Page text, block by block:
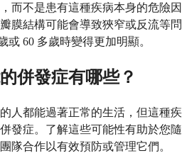
而不是患有這種疾病本身的危險因
膜結構可能會導致狹窄或反流等問
或 60 多歲時變得更加明顯。
併發症有哪些？
人都能過著正常的生活，但這種疾
發症。了解這些可能性有助於您隨
隊合作以有效預防或管理它們。